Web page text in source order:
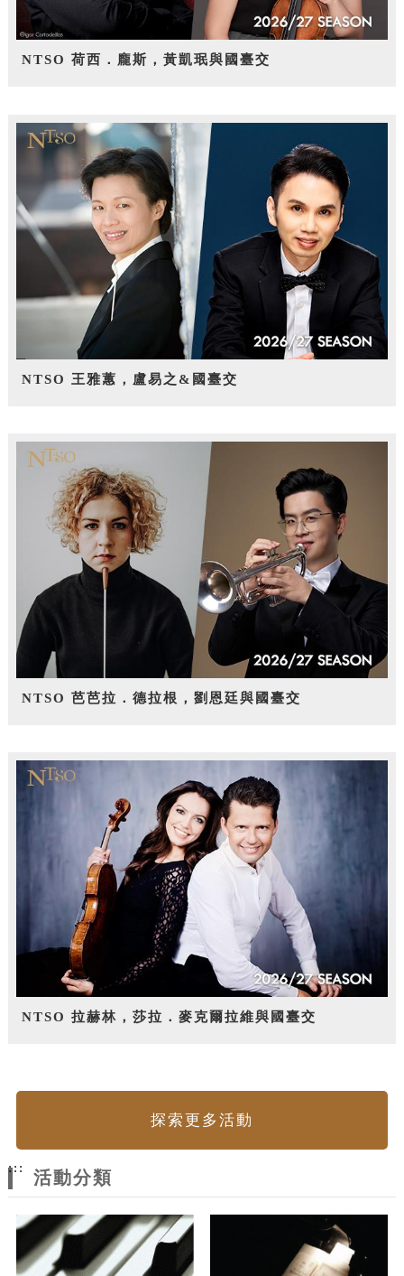
NTSO 荷西．龐斯，黃凱珉與國臺交
NTSO 王雅蕙，盧易之&國臺交
NTSO 芭芭拉．德拉根，劉恩廷與國臺交
NTSO 拉赫林，莎拉．麥克爾拉維與國臺交
探索更多活動
:::
活動分類